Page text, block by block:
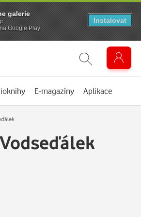
E-magazíny Aplikace
galerie
Google Play
Instalovat